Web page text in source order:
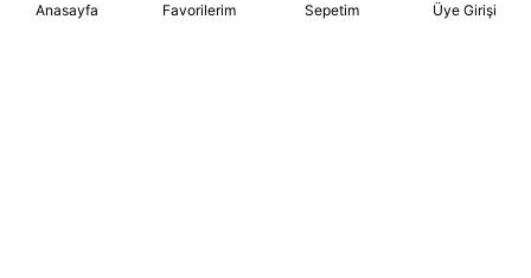
Anasayfa Favorilerim Sepetim Üye Girişi